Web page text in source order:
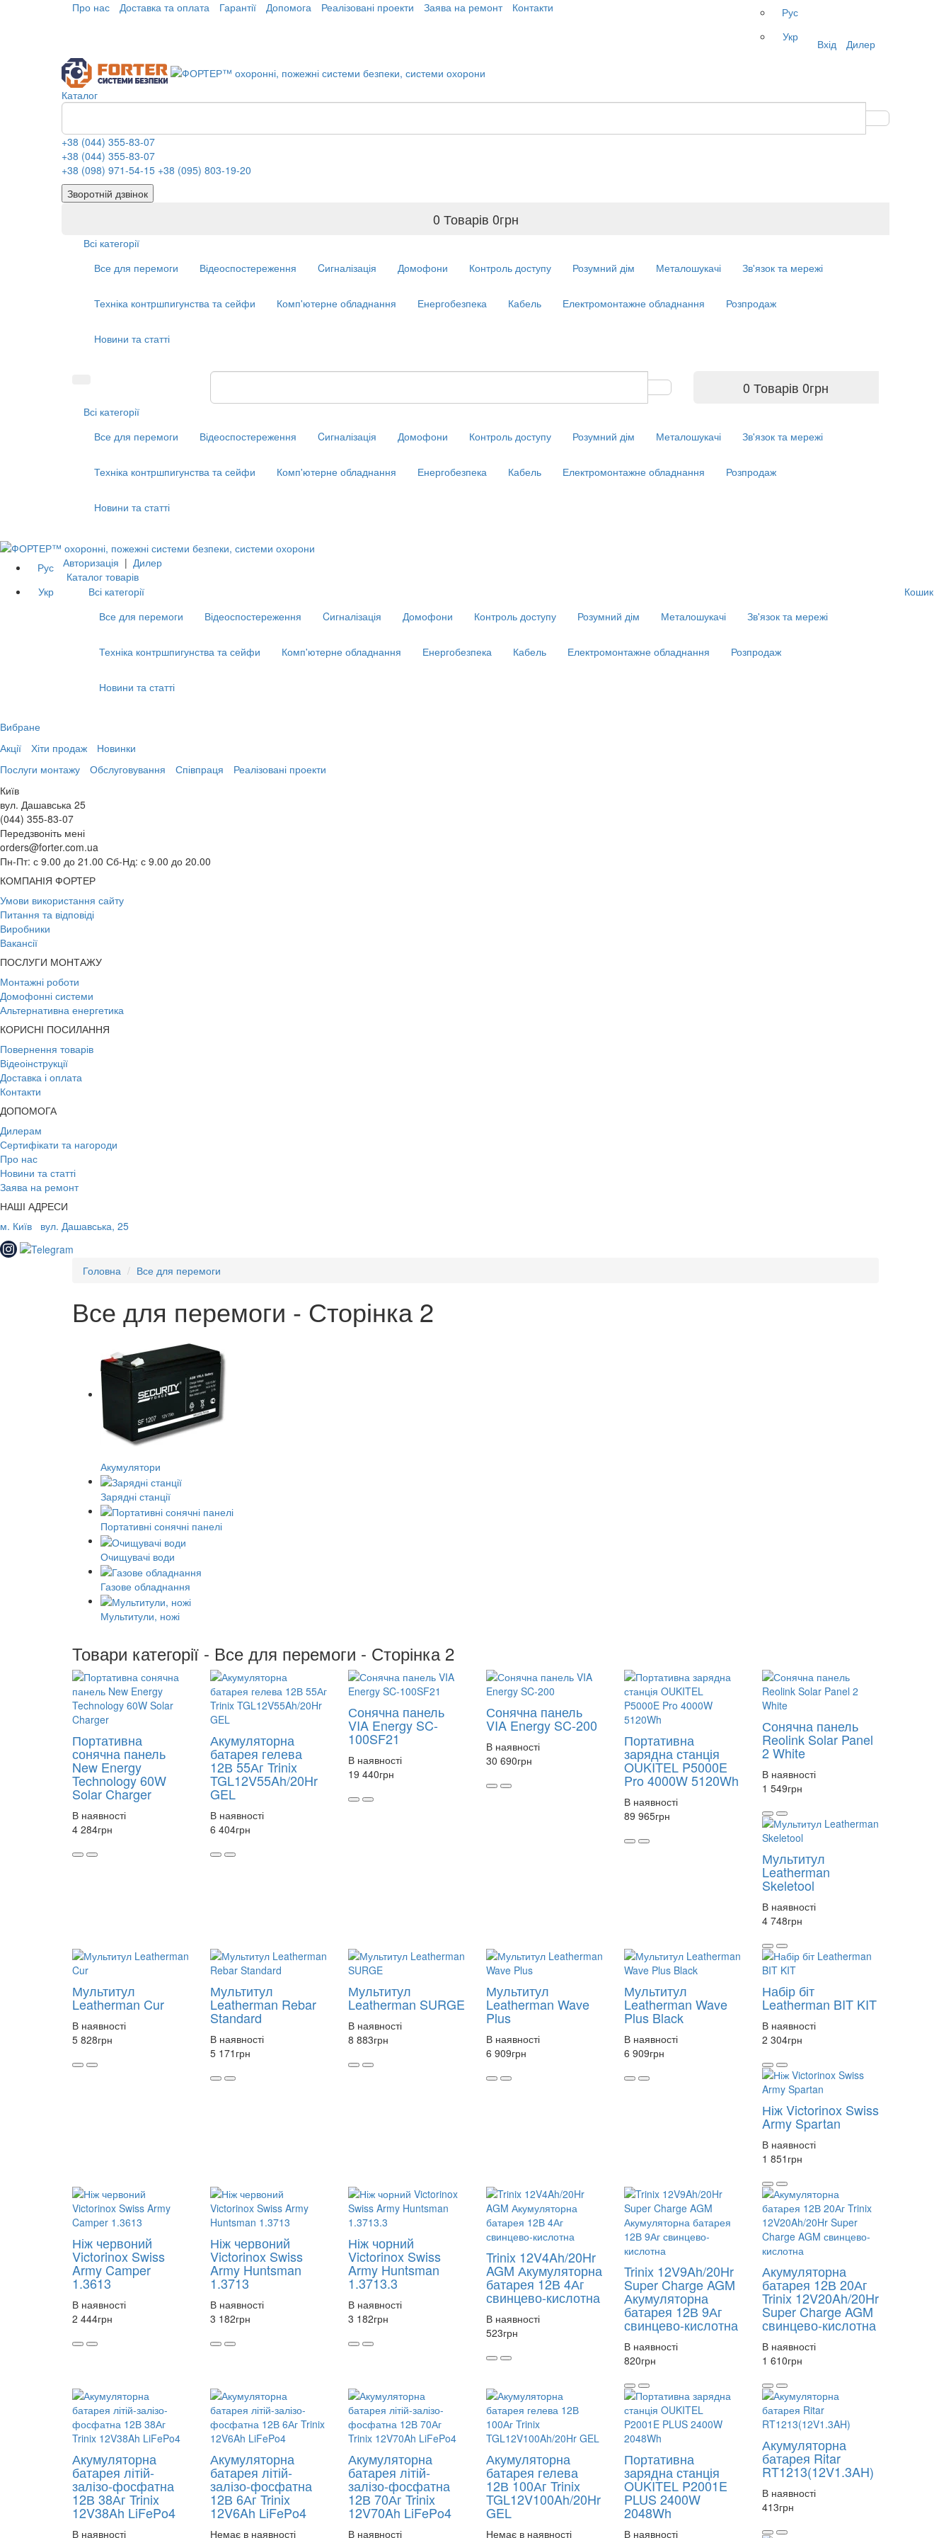
Про нас Доставка та оплата Гарантії Допомога Реалізовані проекти Заява на ремонт Контакти
Рус
Укр
Вхід Дилер
Каталог
+38 (044) 355-83-07
+38 (044) 355-83-07
+38 (098) 971-54-15 +38 (095) 803-19-20
Зворотній дзвінок
0 Товарів 0грн
Всі категорії
Все для перемоги
Відеоспостереження Cигналізація Домофони Контроль доступу Розумний дім Металошукачі Зв'язок та мережі
Техніка контршпигунства та сейфи Комп'ютерне обладнання Енергобезпека Кабель Електромонтажне обладнання Розпродаж
Новини та статті
0 Товарів 0грн
Всі категорії
Все для перемоги
Відеоспостереження Cигналізація Домофони Контроль доступу Розумний дім Металошукачі Зв'язок та мережі
Техніка контршпигунства та сейфи Комп'ютерне обладнання Енергобезпека Кабель Електромонтажне обладнання Розпродаж
Новини та статті
Рус
Укр
Авторизація | Дилер
Каталог товарів
Всі категорії
Все для перемоги
Відеоспостереження Cигналізація Домофони Контроль доступу Розумний дім Металошукачі Зв'язок та мережі
Техніка контршпигунства та сейфи Комп'ютерне обладнання Енергобезпека Кабель Електромонтажне обладнання Розпродаж
Новини та статті
Кошик
Вибране
Акції
Хіти продаж
Новинки
Послуги монтажу
Обслуговування Співпраця
Реалізовані проекти
Київ
вул. Дашавська 25
(044) 355-83-07
Передзвоніть мені
orders@forter.com.ua
Пн-Пт: с 9.00 до 21.00 Сб-Нд: с 9.00 до 20.00
КОМПАНІЯ ФОРТЕР
Умови використання сайту
Питання та відповіді
Виробники
Вакансії
ПОСЛУГИ МОНТАЖУ
Монтажні роботи
Домофонні системи
Альтернативна енергетика
КОРИСНІ ПОСИЛАННЯ
Повернення товарів
Відеоінструкції
Доставка і оплата
Контакти
ДОПОМОГА
Дилерам
Сертифікати та нагороди
Про нас
Новини та статті
Заява на ремонт
НАШІ АДРЕСИ
м. Київ
вул. Дашавська, 25
Головна Все для перемоги
Все для перемоги - Сторінка 2
Акумулятори
Зарядні станції
Портативні сонячні панелі
Очищувачі води
Газове обладнання
Мультитули, ножі
Товари категорії - Все для перемоги - Сторінка 2
Портативна
сонячна панель
New Energy
Technology 60W
Solar Charger
В наявності
4 284грн
Акумуляторна
батарея гелева
12В 55Аг Trinix
TGL12V55Ah/20Hr
GEL
В наявності
6 404грн
Сонячна панель
VIA Energy SC-
100SF21
В наявності
19 440грн
Сонячна панель
VIA Energy SC-200
В наявності
30 690грн
Портативна
зарядна станція
OUKITEL P5000E
Pro 4000W 5120Wh
В наявності
89 965грн
Сонячна панель
Reolink Solar Panel
2 White
В наявності
1 549грн
Мультитул
Leatherman
Skeletool
В наявності
4 748грн
Мультитул
Leatherman Cur
В наявності
5 828грн
Мультитул
Leatherman Rebar
Standard
В наявності
5 171 грн
Мультитул
Leatherman SURGE
В наявності
8 883грн
Мультитул
Leatherman Wave
Plus
В наявності
6 909грн
Мультитул
Leatherman Wave
Plus Black
В наявності
6 909грн
Набір біт
Leatherman BIT KIT
В наявності
2 304грн
Ніж Victorinox Swiss
Army Spartan
В наявності
1 851 грн
Ніж червоний
Victorinox Swiss
Army Camper
1.3613
В наявності
2 444грн
Ніж червоний
Victorinox Swiss
Army Huntsman
1.3713
В наявності
3 182грн
Ніж чорний
Victorinox Swiss
Army Huntsman
1.3713.3
В наявності
3 182грн
Trinix 12V4Ah/20Hr
AGM Акумуляторна
батарея 12В 4Аг
свинцево-кислотна
В наявності
523грн
Trinix 12V9Ah/20Hr
Super Charge AGM
Акумуляторна
батарея 12В 9Аг
свинцево-кислотна
В наявності
820грн
Акумуляторна
батарея 12В 20Аг
Trinix 12V20Ah/20Hr
Super Charge AGM
свинцево-кислотна
В наявності
1 610грн
Акумуляторна
батарея літій-
залізо-фосфатна
12В 38Аг Trinix
12V38Ah LiFePo4
В наявності
Акумуляторна
батарея літій-
залізо-фосфатна
12В 6Аг Trinix
12V6Ah LiFePo4
Немає в наявності
Акумуляторна
батарея літій-
залізо-фосфатна
12В 70Аг Trinix
12V70Ah LiFePo4
В наявності
Акумуляторна
батарея гелева
12В 100Аг Trinix
TGL12V100Ah/20Hr
GEL
Немає в наявності
Портативна
зарядна станція
OUKITEL P2001E
PLUS 2400W
2048Wh
В наявності
Акумуляторна
батарея Ritar
RT1213(12V1.3AH)
В наявності
413грн